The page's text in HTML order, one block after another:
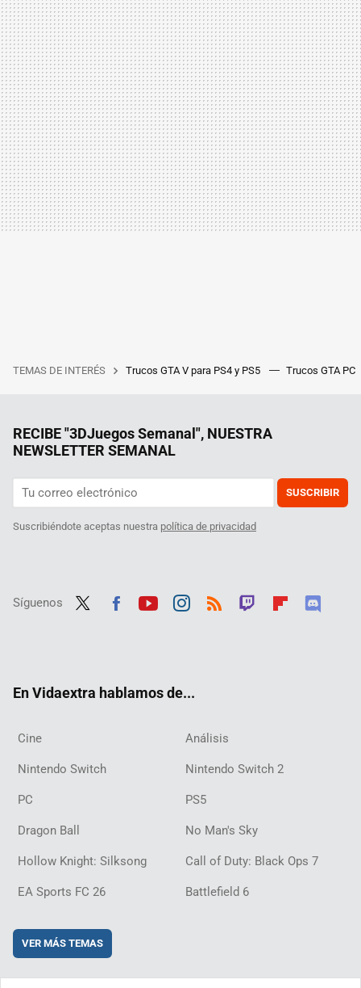
TEMAS DE INTERÉS Trucos GTA V para PS4 y PS5 Trucos GTA PC
RECIBE "3DJuegos Semanal", NUESTRA
NEWSLETTER SEMANAL
SUSCRIBIR
Suscribiéndote aceptas nuestra política de privacidad
Síguenos
En Vidaextra hablamos de...
Cine Análisis
Nintendo Switch Nintendo Switch 2
PC PS5
Dragon Ball No Man's Sky
Hollow Knight: Silksong Call of Duty: Black Ops 7
EA Sports FC 26 Battlefield 6
VER MÁS TEMAS